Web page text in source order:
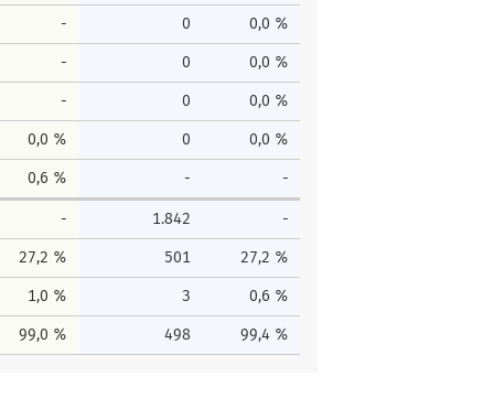
- 0 0,0 %
- 0 0,0 %
- 0 0,0 %
0,0 % 0 0,0 %
0,6 % - -
- 1.842 -
27,2 % 501 27,2 %
1,0 % 3 0,6 %
99,0 % 498 99,4 %